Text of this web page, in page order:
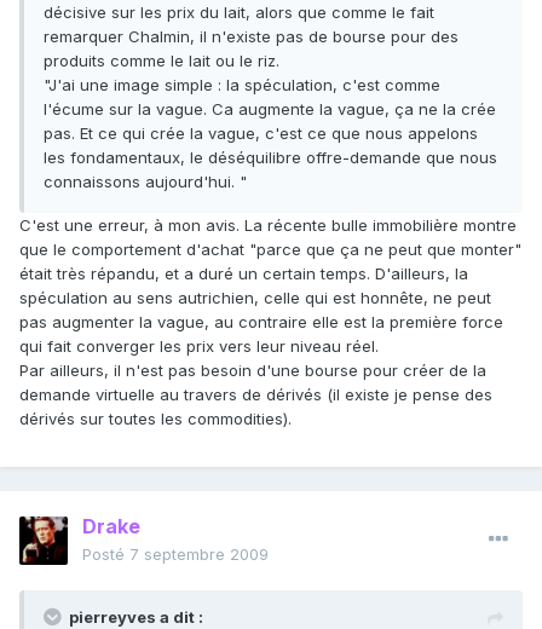
décisive sur les prix du lait, alors que comme le fait
remarquer Chalmin, il n'existe pas de bourse pour des
produits comme le lait ou le riz.
"J'ai une image simple : la spéculation, c'est comme
l'écume sur la vague. Ca augmente la vague, ça ne la crée
pas. Et ce qui crée la vague, c'est ce que nous appelons
les fondamentaux, le déséquilibre offre-demande que nous
connaissons aujourd'hui. "
C'est une erreur, à mon avis. La récente bulle immobilière montre
que le comportement d'achat "parce que ça ne peut que monter"
était très répandu, et a duré un certain temps. D'ailleurs, la
spéculation au sens autrichien, celle qui est honnête, ne peut
pas augmenter la vague, au contraire elle est la première force
qui fait converger les prix vers leur niveau réel.
Par ailleurs, il n'est pas besoin d'une bourse pour créer de la
demande virtuelle au travers de dérivés (il existe je pense des
dérivés sur toutes les commodities).
Drake
Posté 7 septembre 2009
pierreyves a dit :